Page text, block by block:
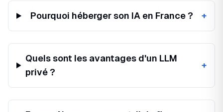
Pourquoi héberger son IA en France ? +
Quels sont les avantages d'un LLM
privé ?
+